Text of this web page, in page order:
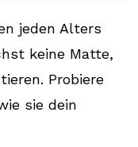
jeden Alters
keine Matte,
Probiere
sie dein